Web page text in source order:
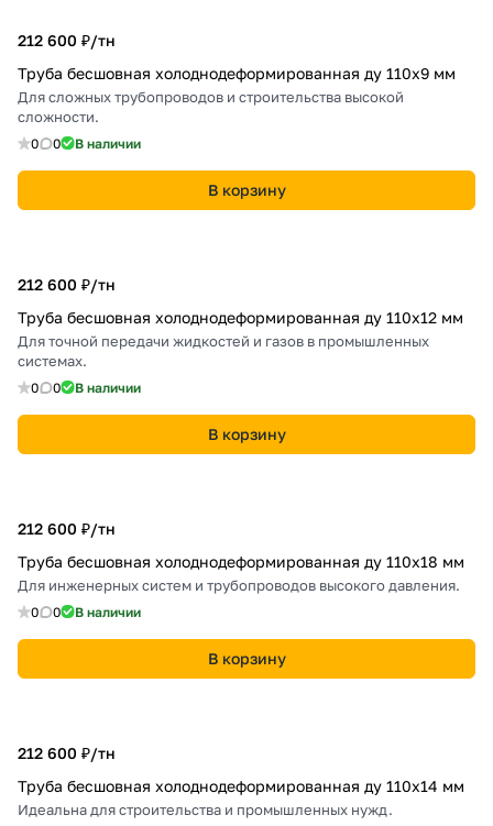
212 600 ₽/тн
Труба бесшовная холоднодеформированная ду 110х9 мм
Для сложных трубопроводов и строительства высокой
сложности.
0 0 В наличии
В корзину
212 600 ₽/тн
Труба бесшовная холоднодеформированная ду 110х12 мм
Для точной передачи жидкостей и газов в промышленных
системах.
0 0 В наличии
В корзину
212 600 ₽/тн
Труба бесшовная холоднодеформированная ду 110х18 мм
Для инженерных систем и трубопроводов высокого давления.
0 0 В наличии
В корзину
212 600 ₽/тн
Труба бесшовная холоднодеформированная ду 110х14 мм
Идеальна для строительства и промышленных нужд.